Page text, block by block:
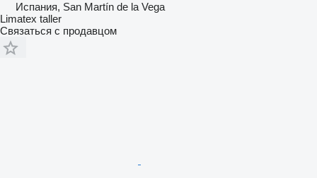
Испания, San Martín de la Vega
Limatex taller
Связаться с продавцом